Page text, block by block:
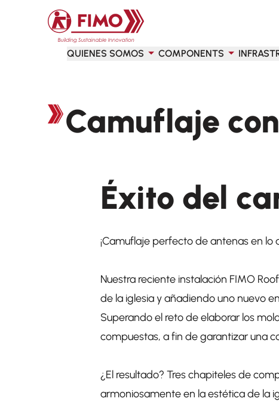
Volver a la página principal
QUIENES SOMOS COMPONENTS
Camuflaje
Éxito del
¡Camuflaje perfecto de antenas en lo
Nuestra reciente instalación FIMO
de la iglesia y añadiendo uno nuevo
Superando el reto de elaborar los
compuestas, a fin de garantizar una
¿El resultado? Tres chapiteles de
armoniosamente en la estética de la